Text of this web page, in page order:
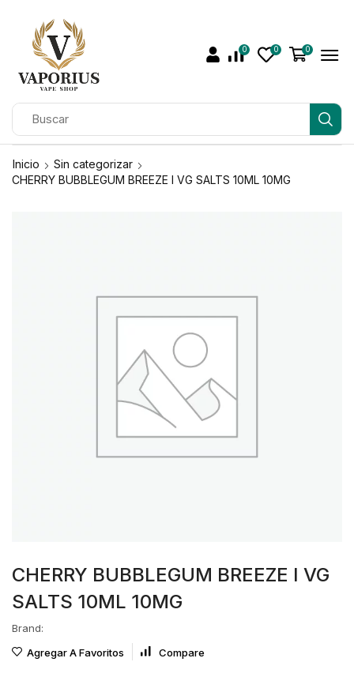
0 0 0
Inicio
Sin categorizar
CHERRY BUBBLEGUM BREEZE I VG SALTS 10ML 10MG
CHERRY BUBBLEGUM BREEZE I VG
SALTS 10ML 10MG
Brand:
Agregar A Favoritos
Compare